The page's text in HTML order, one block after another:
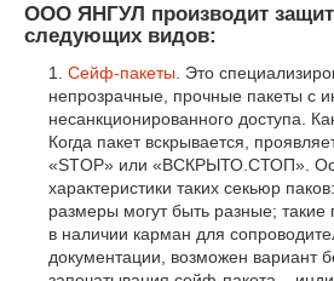
ООО ЯНГУЛ производит
следующих видов:
Сейф-пакеты . Это
непрозрачные, прочные пакеты с
несанкционированного доступа.
Когда пакет вскрывается,
«STOP» или «ВСКРЫТО.СТОП».
характеристики таких секьюр
размеры могут быть разные; такие
в наличии карман для
документации, возможен вариант